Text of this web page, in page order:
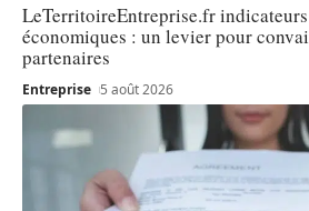
LeTerritoireEntreprise.fr
économiques : un levier pour
partenaires
Entreprise 5 août 2026